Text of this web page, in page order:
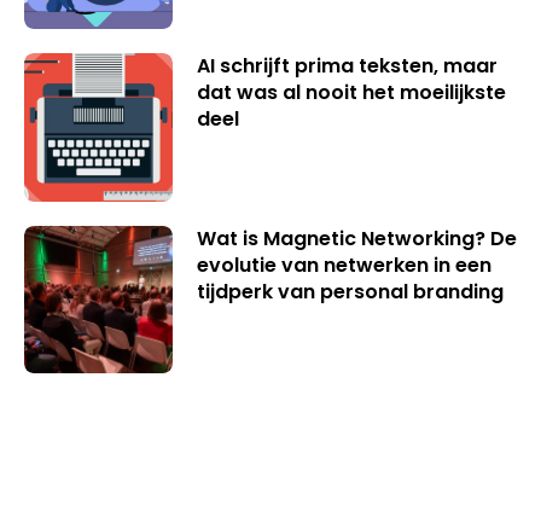
AI schrijft prima teksten, maar
dat was al nooit het moeilijkste
deel
Wat is Magnetic Networking? De
evolutie van netwerken in een
tijdperk van personal branding